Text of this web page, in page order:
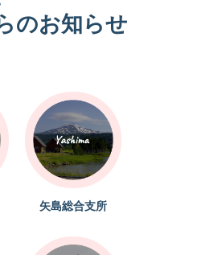
のお知らせ
矢島総合支所